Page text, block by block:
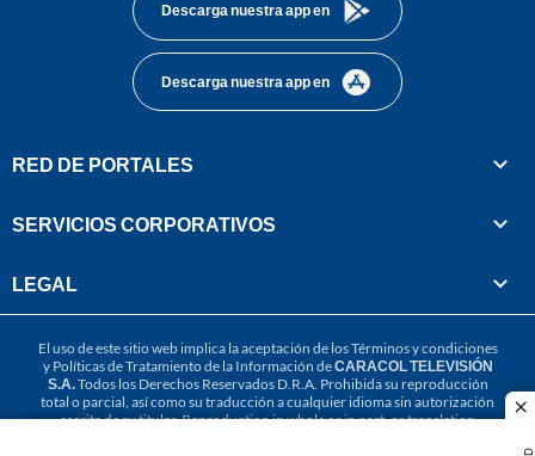
Descarga nuestra app en
Descarga nuestra app en
RED DE PORTALES
SERVICIOS CORPORATIVOS
LEGAL
El uso de este sitio web implica la aceptación de losTérminos y condiciones
y Políticas de Tratamiento de la Información deCARACOL TELEVISIÓN
S.A.Todos los Derechos Reservados D.R.A. Prohibida su reproducción
total o parcial, así como su traducción a cualquier idioma sin autorización
escrita de su titular. Reproduction in whole or in part, or translation